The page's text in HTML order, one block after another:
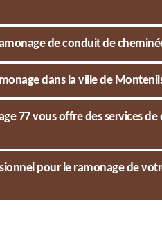
de conduit de
dans la ville de
77 vous offre des services de
pour le ramonage de